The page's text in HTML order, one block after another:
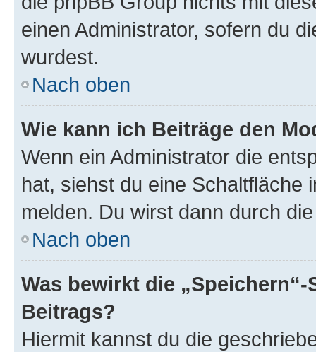
einen Administrator, sofern du
wurdest.
Nach oben
Wie kann ich Beiträge den
Wenn ein Administrator die
hat, siehst du eine Schaltfläche
melden. Du wirst dann durch
Nach oben
Was bewirkt die
Beitrags?
Hiermit kannst du die